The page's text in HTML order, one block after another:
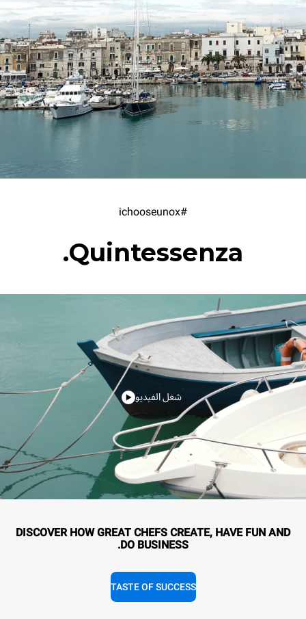
#ichooseunox
Quintessenza.
شغل الفيديو
DISCOVER HOW GREAT CHEFS CREATE, HAVE FUN AND
DO BUSINESS.
TASTE OF SUCCESS